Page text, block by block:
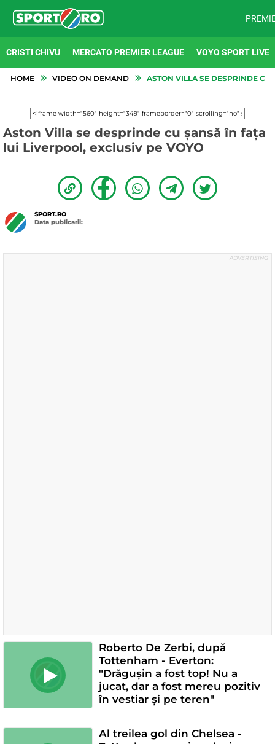
CRISTI CHIVU MERCATO PREMIER LEAGUE VOYO SPORT LIVE
HOME VIDEO ON DEMAND ASTON VILLA SE DESPRINDE CU
Aston Villa se desprinde cu șansă în fața
lui Liverpool, exclusiv pe VOYO
SPORT.RO
Data publicarii:
Roberto De Zerbi, după
Tottenham - Everton:
"Drăgușin a fost top! Nu a
jucat, dar a fost mereu pozitiv
în vestiar și pe teren"
Al treilea gol din Chelsea -